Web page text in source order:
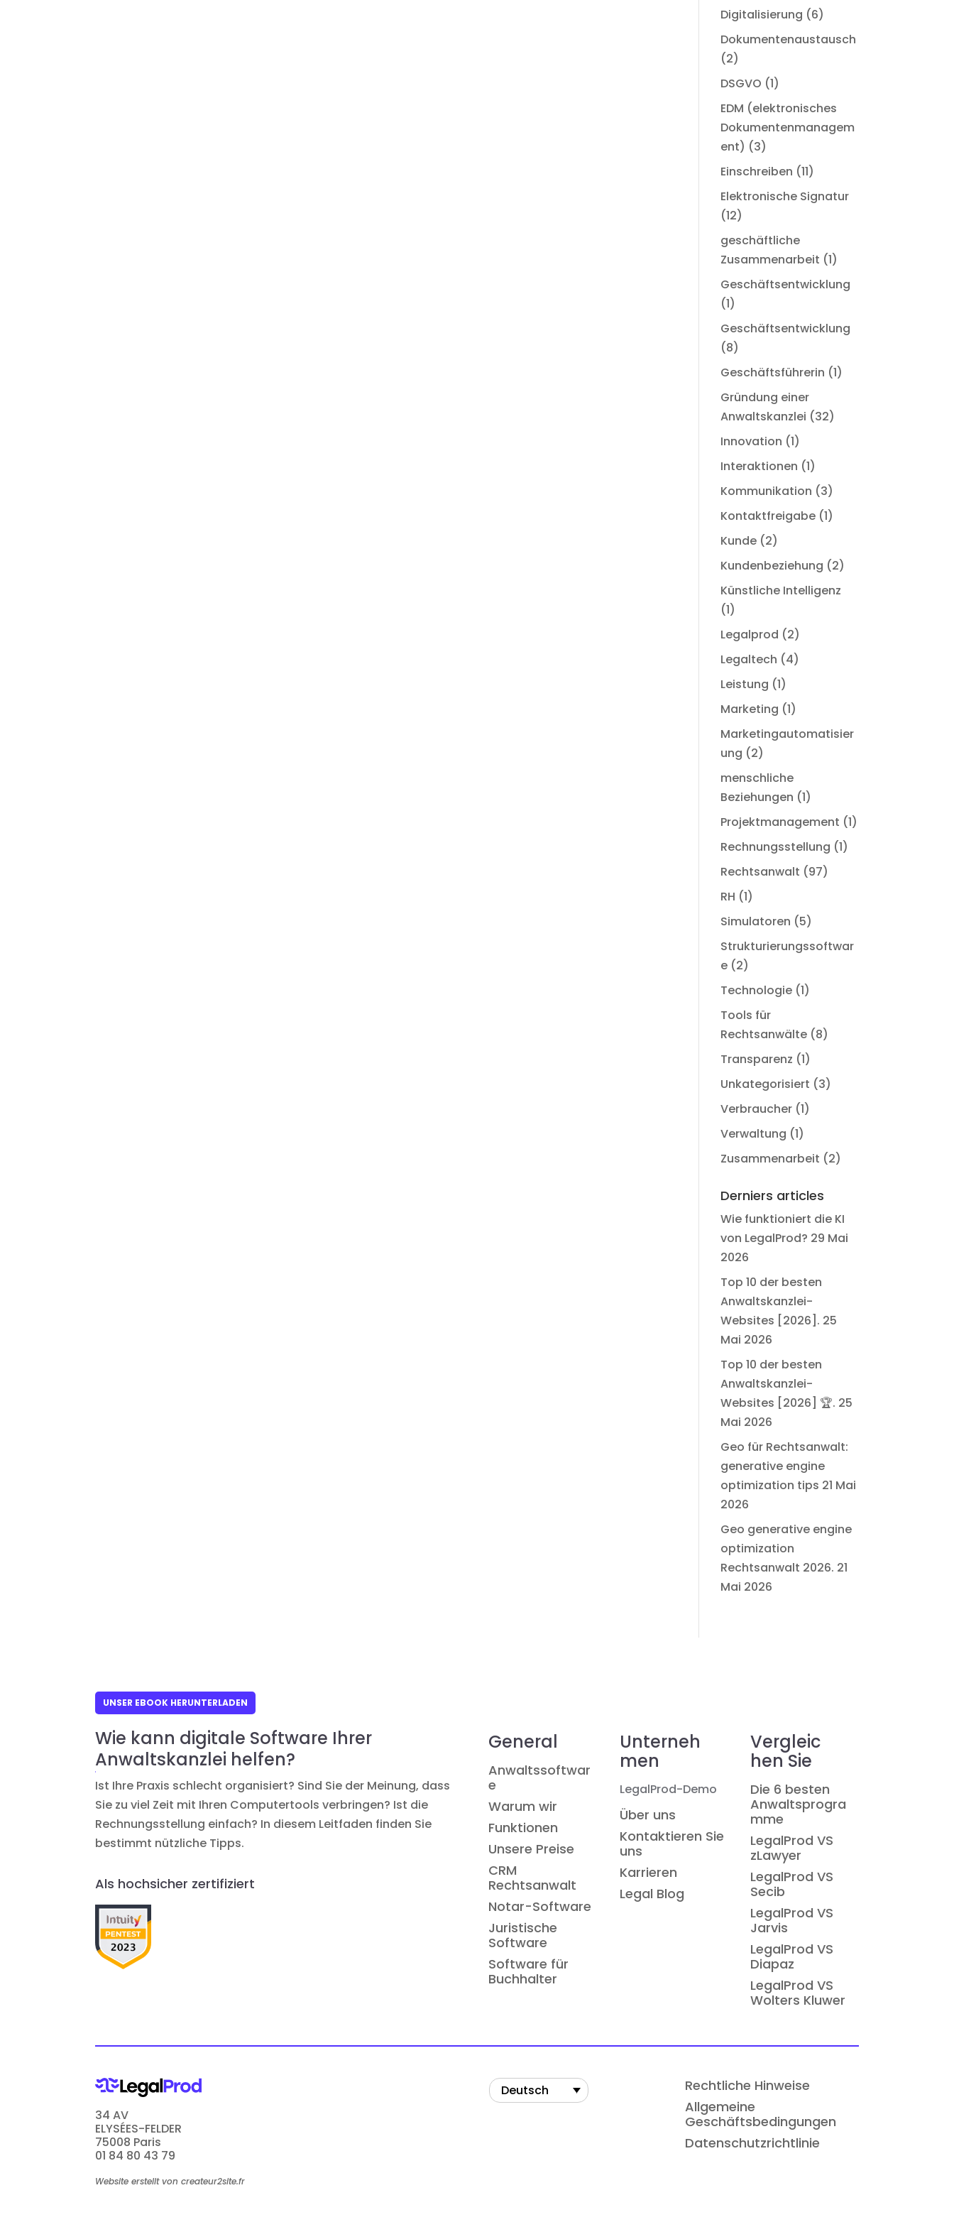
Digitalisierung (6)
Dokumentenaustausch
(2)
DSGVO (1)
EDM (elektronisches
Dokumentenmanagem
ent) (3)
Einschreiben (11)
Elektronische Signatur
(12)
geschäftliche
Zusammenarbeit (1)
Geschäftsentwicklung
(1)
Geschäftsentwicklung
(8)
Geschäftsführerin (1)
Gründung einer
Anwaltskanzlei (32)
Innovation (1)
Interaktionen (1)
Kommunikation (3)
Kontaktfreigabe (1)
Kunde (2)
Kundenbeziehung (2)
Künstliche Intelligenz
(1)
Legalprod (2)
Legaltech (4)
Leistung (1)
Marketing (1)
Marketingautomatisier
ung (2)
menschliche
Beziehungen (1)
Projektmanagement (1)
Rechnungsstellung (1)
Rechtsanwalt (97)
RH (1)
Simulatoren (5)
Strukturierungssoftwar
e (2)
Technologie (1)
Tools für
Rechtsanwälte (8)
Transparenz (1)
Unkategorisiert (3)
Verbraucher (1)
Verwaltung (1)
Zusammenarbeit (2)
Derniers articles
Wie funktioniert die KI
von LegalProd? 29 Mai
2026
Top 10 der besten
Anwaltskanzlei-
Websites [2026]. 25
Mai 2026
Top 10 der besten
Anwaltskanzlei-
Websites [2026] 🏆. 25
Mai 2026
Geo für Rechtsanwalt:
generative engine
optimization tips 21 Mai
2026
Geo generative engine
optimization
Rechtsanwalt 2026. 21
Mai 2026
UNSER EBOOK HERUNTERLADEN
Wie kann digitale Software Ihrer
Anwaltskanzlei helfen?
Ist Ihre Praxis schlecht organisiert? Sind Sie der Meinung, dass
Sie zu viel Zeit mit Ihren Computertools verbringen? Ist die
Rechnungsstellung einfach? In diesem Leitfaden finden Sie
bestimmt nützliche Tipps.
Als hochsicher zertifiziert
General
Anwaltssoftwar
e
Warum wir
Funktionen
Unsere Preise
CRM
Rechtsanwalt
Notar-Software
Juristische
Software
Software für
Buchhalter
Unterneh
men
LegalProd-Demo
Über uns
Kontaktieren Sie
uns
Karrieren
Legal Blog
Vergleic
hen Sie
Die 6 besten
Anwaltsprogra
mme
LegalProd VS
zLawyer
LegalProd VS
Secib
LegalProd VS
Jarvis
LegalProd VS
Diapaz
LegalProd VS
Wolters Kluwer
34 AV
ELYSÉES-FELDER
75008 Paris
01 84 80 43 79
Website erstellt von createur2site.fr
Deutsch
Rechtliche Hinweise
Allgemeine
Geschäftsbedingungen
Datenschutzrichtlinie